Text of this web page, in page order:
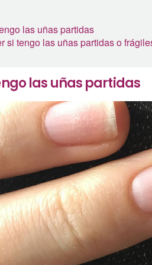
las uñas partidas
si tengo las uñas partidas o
las uñas partidas